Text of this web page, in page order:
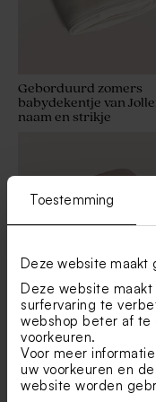
Toestemming
Deze website maakt
Deze website
surfervaring te
webshop beter af te
voorkeuren.
Voor meer
uw voorkeuren en
website worden
Geborduurd zomers
babydekentje van
naam en strikje
Roze babydekentje
Jollein met naam
geborduurd